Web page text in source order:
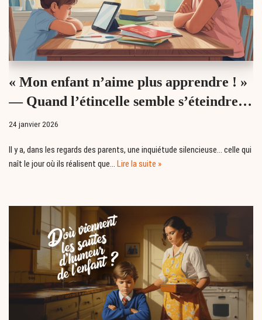
« Mon enfant n’aime plus apprendre ! »
— Quand l’étincelle semble s’éteindre…
24 janvier 2026
Il y a, dans les regards des parents, une inquiétude silencieuse… celle qui
naît le jour où ils réalisent que… Lire la suite »